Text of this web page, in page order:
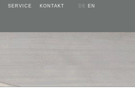
SERVICE KONTAKT DE EN